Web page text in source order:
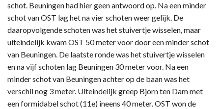
schot. Beuningen had hier geen antwoord op. Na een minder
schot van OST lag het na vier schoten weer gelijk. De
daaropvolgende schoten was het stuivertje wisselen, maar
uiteindelijk kwam OST 50 meter voor door een minder schot
van Beuningen. De laatste ronde was het stuivertje wisselen
en na vijf schoten lag Beuningen 30 meter voor. Na een
minder schot van Beuningen achter op de baan was het
verschil nog 3 meter. Uiteindelijk greep Bjorn ten Dam met
een formidabel schot (11e) ineens 40 meter. OST won de